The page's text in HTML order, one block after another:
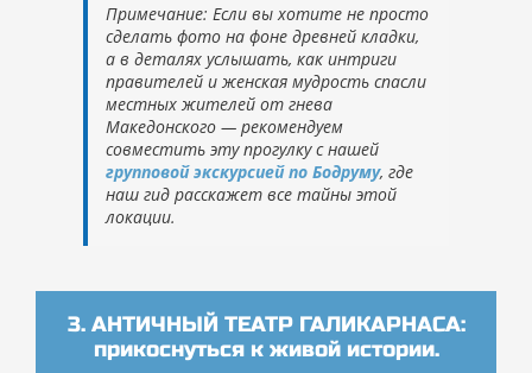
Примечание: Если вы хотите не просто
сделать фото на фоне древней кладки,
а в деталях услышать, как интриги
правителей и женская мудрость спасли
местных жителей от гнева
Македонского — рекомендуем
совместить эту прогулку с нашей
групповой экскурсией по Бодруму, где
наш гид расскажет все тайны этой
локации.
3. АНТИЧНЫЙ ТЕАТР ГАЛИКАРНАСА:
прикоснуться к живой истории.